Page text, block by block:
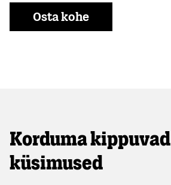
Osta kohe
Korduma kippuvad
küsimused